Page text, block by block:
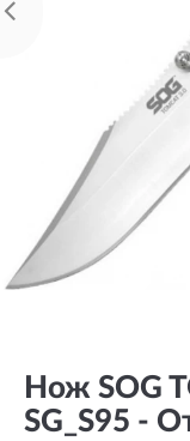
Нож SOG
SG_S95 -